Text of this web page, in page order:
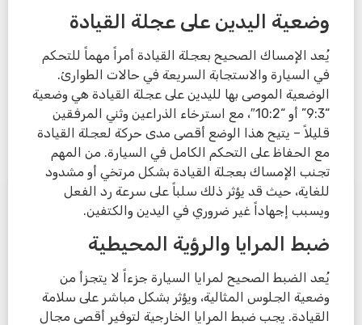
وضعية اليدين على عجلة القيادة
يُعد الإمساك الصحيح بعجلة القيادة أمراً مهماً للتحكم
في السيارة والاستجابة السريعة في حالات الطوارئ.
الوضعية الموصى بها لليدين على عجلة القيادة هي وضعية
“9:3” أو “10:2″، مع استرخاء الذراعين وثني المرفقين
قليلاً – يتيح هذا الوضع أقصى مدى حركة لعجلة القيادة
مع الحفاظ على التحكم الكامل في السيارة. من المهم
تجنب الإمساك بعجلة القيادة بشكل مرتخي أو مشدود
للغاية، حيث قد يؤثر ذلك سلباً على سرعة رد الفعل
ويسبب إجهاداً غير ضروري في اليدين والكتفين.
ضبط المرايا والرؤية المحيطية
يُعد الضبط الصحيح لمرايا السيارة جزءاً لا يتجزأ من
وضعية الجلوس المثالية، ويؤثر بشكل مباشر على سلامة
القيادة. يجب ضبط المرايا الخارجية لتوفير أقصى مجال